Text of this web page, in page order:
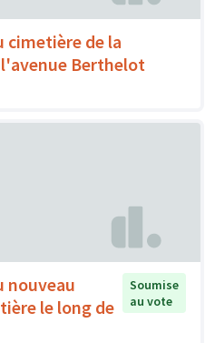
cimetière de la
Berthelot
nouveau
le long de
Soumise
au vote